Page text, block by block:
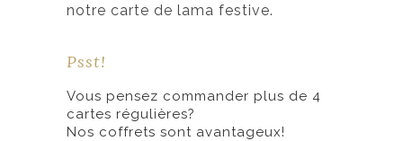
5
0
notre carte de lama festive.
Psst!
Vous pensez commander plus de 4
cartes régulières?
Nos coffrets sont avantageux!